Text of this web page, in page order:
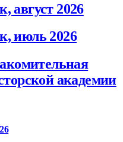
август 2026
июль 2026
академии